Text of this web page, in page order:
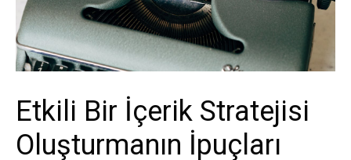
Etkili Bir İçerik Stratejisi
Oluşturmanın İpuçları